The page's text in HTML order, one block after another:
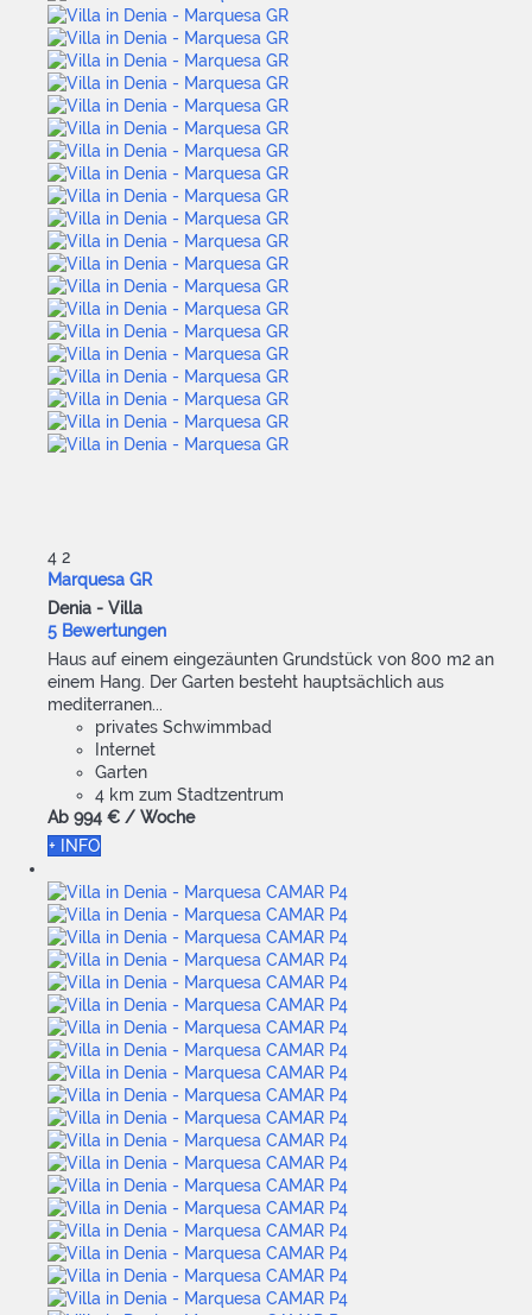
4 2
Marquesa GR
Denia - Villa
5 Bewertungen
Haus auf einem eingezäunten Grundstück von 800 m2 an
einem Hang. Der Garten besteht hauptsächlich aus
mediterranen...
privates Schwimmbad
Internet
Garten
4 km zum Stadtzentrum
Ab 994 € / Woche
+ INFO